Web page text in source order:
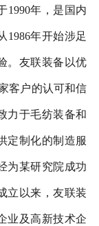
1990年，是国内
1986年开始涉足
。友联装备以优
客户的认可和信
力于毛纺装备和
定制化的制造服
为某研究院成功
立以来，友联装
业及高新技术企